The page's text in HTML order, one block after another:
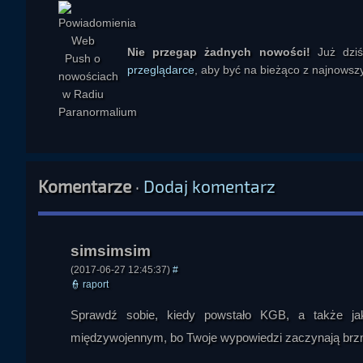
były ograniczane przez regulacje, monopole oraz interesy
Audycja zawiera również rozbudowaną, krytyczną wobec
Prowadzący sugeruje, że Albert Einstein został
sugeruje, że nazistowskie Niemcy mogły stanowić
promieniotwórczością, elektrycznością, biologią i wpływem
Stanów Zjednoczonych i Związku Radzieckiego. Łączy te
wykorzystanych przy budowie amerykańskiej broni jądrowej
podziemne fabryki i magazyny, lecz także obiekty
konstrukcje, układ przewodów, izolacje, betonowe
Nie przegap żadnych nowości! Już
przeglądarce , aby być na bieżąco z
Komentarze· Dodaj komentarz
(2017-06-27 12:45:37) #
👮 raport
Sprawdź sobie, kiedy powstało KGB, a także
międzywojennym, bo Twoje wypowiedzi zaczynają
Hanys Robson